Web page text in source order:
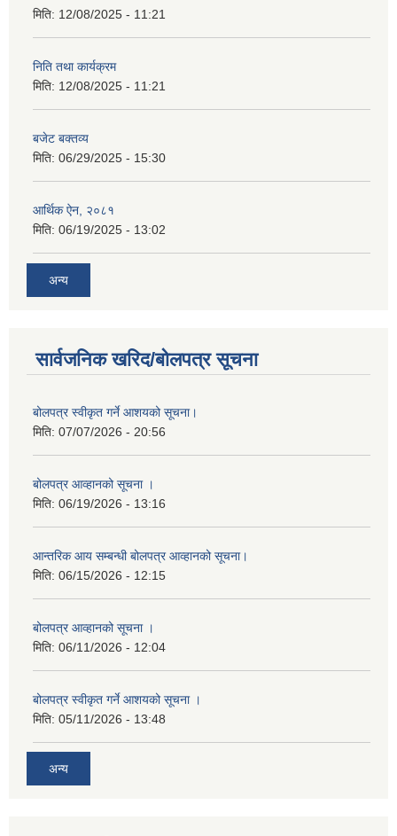
मिति: 12/08/2025 - 11:21
निति तथा कार्यक्रम
मिति: 12/08/2025 - 11:21
बजेट बक्तव्य
मिति: 06/29/2025 - 15:30
आर्थिक ऐन, २०८१
मिति: 06/19/2025 - 13:02
अन्य
सार्वजनिक खरिद/बोलपत्र सूचना
बोलपत्र स्वीकृत गर्ने आशयको सूचना।
मिति: 07/07/2026 - 20:56
बोलपत्र आव्हानको सूचना ।
मिति: 06/19/2026 - 13:16
आन्तरिक आय सम्बन्धी बोलपत्र आव्हानको सूचना।
मिति: 06/15/2026 - 12:15
बोलपत्र आव्हानको सूचना ।
मिति: 06/11/2026 - 12:04
बोलपत्र स्वीकृत गर्ने आशयको सूचना ।
मिति: 05/11/2026 - 13:48
अन्य